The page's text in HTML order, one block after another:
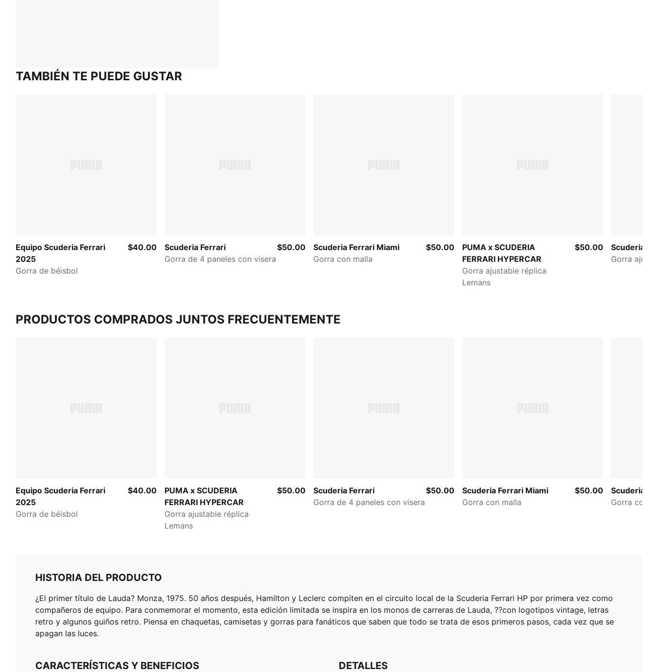
TAMBIÉN TE PUEDE GUSTAR
Equipo Scuderia Ferrari
2025
Gorra de béisbol
$40.00
Scuderia Ferrari
Gorra de 4 paneles con visera
$50.00
Scuderia Ferrari Miami
Gorra con malla
$50.00
PUMA x SCUDERIA
FERRARI HYPERCAR
Gorra ajustable réplica
Lemans
$50.00
Scuderia
Gorra
PRODUCTOS COMPRADOS JUNTOS FRECUENTEMENTE
Equipo Scuderia Ferrari
2025
Gorra de béisbol
$40.00
PUMA x SCUDERIA
FERRARI HYPERCAR
Gorra ajustable réplica
Lemans
$50.00
Scuderia Ferrari
Gorra de 4 paneles con visera
$50.00
Scuderia Ferrari Miami
Gorra con malla
$50.00
Scuderia
Gorra con
HISTORIA DEL PRODUCTO
¿El primer título de Lauda? Monza, 1975. 50 años después, Hamilton y Leclerc compiten en el circuito local de la Scuderia Ferrari HP por primera vez como
compañeros de equipo. Para conmemorar el momento, esta edición limitada se inspira en los monos de carreras de Lauda, ??con logotipos vintage, letras
retro y algunos guiños retro. Piensa en chaquetas, camisetas y gorras para fanáticos que saben que todo se trata de esos primeros pasos, cada vez que se
apagan las luces.
CARACTERÍSTICAS Y BENEFICIOS DETALLES